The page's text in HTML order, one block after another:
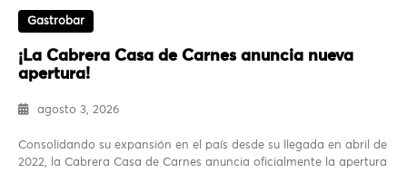
Gastrobar
¡La Cabrera Casa de Carnes anuncia nueva
apertura!
agosto 3, 2026
Consolidando su expansión en el país desde su llegada en abril de
2022, la Cabrera Casa de Carnes anuncia oficialmente la apertura